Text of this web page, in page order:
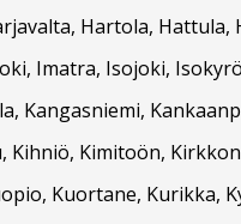
Hartola,
Imatra, Isojoki,
Kangasniemi,
Kihniö, Kimitoön,
Kuortane, Kurikka,